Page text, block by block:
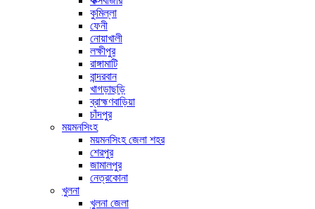
কুমিল্লা
ফেনী
নোয়াখালী
লক্ষীপুর
রাঙ্গামাটি
বান্দরবান
খাগড়াছড়ি
ব্রাহ্মণবাড়িয়া
চাঁদপুর
ময়মনসিংহ
ময়মনসিংহ জেলা শহর
শেরপুর
জামালপুর
নেত্রকোনা
খুলনা
খুলনা জেলা